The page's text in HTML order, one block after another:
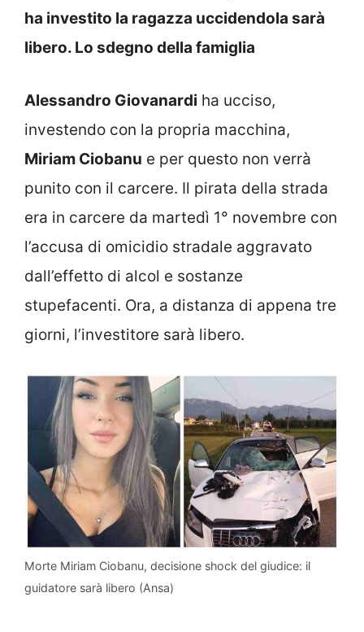
ha investito la ragazza uccidendola sarà
libero. Lo sdegno della famiglia
Alessandro Giovanardi ha ucciso,
investendo con la propria macchina,
Miriam Ciobanu e per questo non verrà
punito con il carcere. Il pirata della strada
era in carcere da martedì 1° novembre con
l’accusa di omicidio stradale aggravato
dall’effetto di alcol e sostanze
stupefacenti. Ora, a distanza di appena tre
giorni, l’investitore sarà libero.
Morte Miriam Ciobanu, decisione shock del giudice: il
guidatore sarà libero (Ansa)